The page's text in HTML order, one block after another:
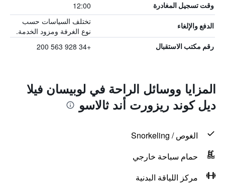
وقت تسجيل المغادرة 12:00
الدفع والإلغاء
تختلف السياسات حسب
نوع الغرفة ومزود الخدمة.
رقم مكتب الاستقبال +34 928 563 200
المزايا ووسائل الراحة في لوبيسان فيلا
ديل كوند ريزورت أند ثالاسو
الغوص / Snorkeling
حمام سباحة خارجي
مركز اللياقة البدنية